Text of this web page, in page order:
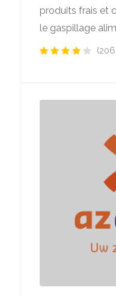
produits frais et
le gaspillage